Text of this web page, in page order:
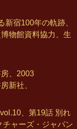
宿100年の軌跡、
物館資料協力、生
、2003
新社、
、第19話 別れ
ャーズ・ジャパン